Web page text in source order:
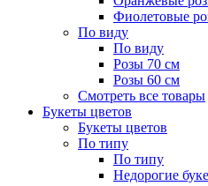
Фиолетовые
По виду
По виду
Розы 70 см
Розы 60 см
Смотреть все товары
Букеты цветов
Букеты цветов
По типу
По типу
Недорогие